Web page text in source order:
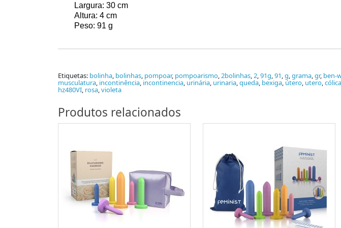
Largura: 30 cm
Altura: 4 cm
Peso: 91 g
Etiquetas: bolinha, bolinhas, pompoar, pompoarismo,2bolinhas,2,91g,91,g,grama,gr, ben-
musculatura, incontinência, incontinencia, urinária, urinaria,queda, bexiga,útero, utero,cólica
hz480VI, rosa,violeta
Produtos relacionados